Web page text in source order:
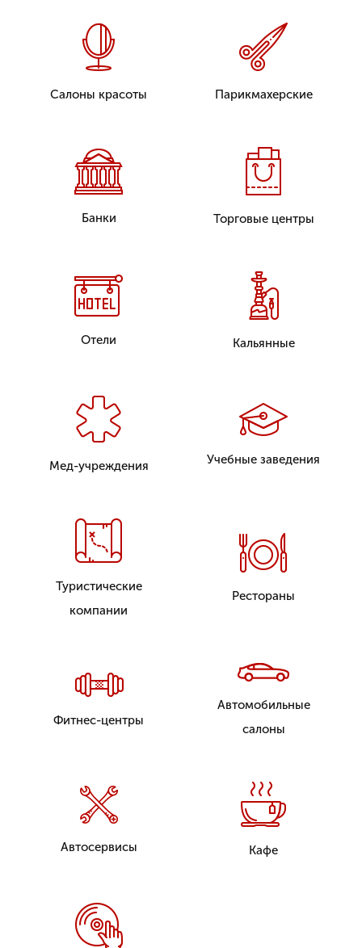
Салоны красоты Парикмахерские
Банки Торговые центры
Отели Кальянные
Мед-учреждения Учебные заведения
Туристические
компании
Рестораны
Фитнес-центры
Автомобильные
салоны
Автосервисы Кафе